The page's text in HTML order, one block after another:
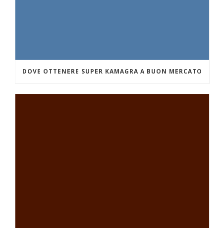
DOVE OTTENERE SUPER KAMAGRA A BUON MERCATO